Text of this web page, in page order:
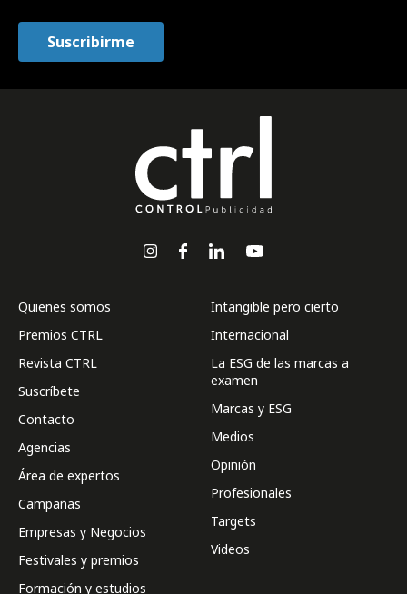
Quienes somos
Premios CTRL
Revista CTRL
Suscríbete
Contacto
Agencias
Área de expertos
Campañas
Empresas y Negocios
Festivales y premios
Formación y estudios
Intangible pero cierto
Internacional
La ESG de las marcas a
examen
Marcas y ESG
Medios
Opinión
Profesionales
Targets
Videos